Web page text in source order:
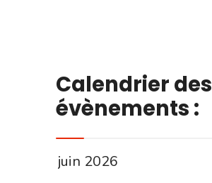
Calendrier des
évènements :